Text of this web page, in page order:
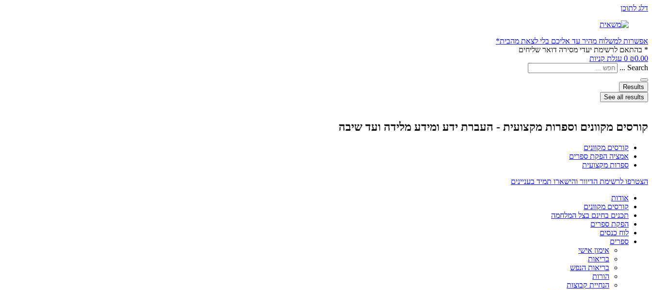
דלג לתוכן
אפשרות למשלוח מהיר עד אליכם בלי לצאת מהבית*
* בהתאם לרשימת יעדי מסירה דואר שליחים
₪0.00
0 עגלת קניות
Search ...
Results
See all results
קורסים מקוונים וספרות מקצועית - העברת ידע ומידע מלידה ועד שיבה
קורסים מקוונים
אמציה הפקת ספרים
ספרות מקצועית
הצטרפו לרשימת הדיוור והישארו תמיד בעניינים
אודות
קורסים מקוונים
תכנים בחינם בצל המלחמה
הפקת ספרים
לוח כנסים
ספרים
אימון אישי
בריאות
בריאות הנפש
הורות
הנחיית קבוצות